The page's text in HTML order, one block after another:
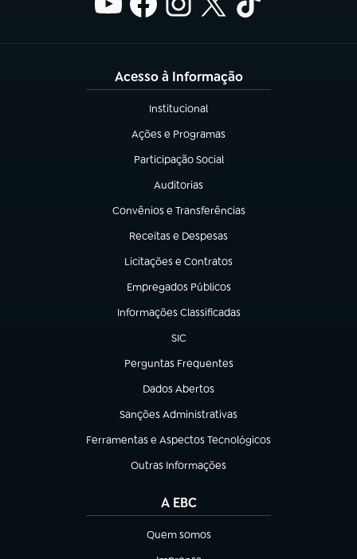
Acesso à Informação
Institucional
(abre em nova aba)
Ações e Programas
(abre em nova aba)
Participação Social
(abre em nova aba)
Auditorias
(abre em nova aba)
Convênios e Transferências
(abre em nova aba)
Receitas e Despesas
(abre em nova aba)
Licitações e Contratos
(abre em nova aba)
Empregados Públicos
(abre em nova aba)
Informações Classificadas
(abre em nova aba)
SIC
(abre em nova aba)
Perguntas Frequentes
(abre em nova aba)
Dados Abertos
(abre em nova aba)
Sanções Administrativas
(abre em nova aba)
Ferramentas e Aspectos Tecnológicos
(abre em nova aba)
Outras Informações
(abre em nova aba)
A EBC
Quem somos
(abre em nova aba)